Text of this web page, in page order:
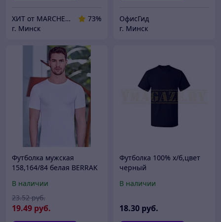
ХИТ от MARCHENKO
73%
г. Минск
ОфисГид
г. Минск
Футболка мужская
158,164/84 белая BERRAK
В наличии
19.49 руб.
23.52 руб.
Футболка 100% х/б,цвет
черный
В наличии
18.30 руб.